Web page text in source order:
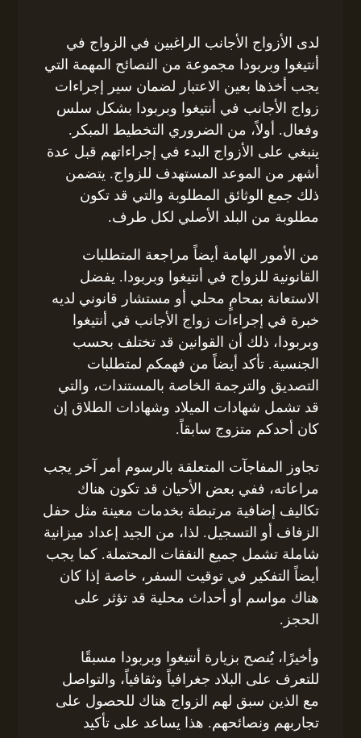
لدى الأزواج الأجانب الراغبين في الزواج في
أنتيغوا وبربودا مجموعة من النصائح المهمة التي
يجب أخذها بعين الاعتبار لضمان سير إجراءات
زواج الأجانب في أنتيغوا وبربودا بشكل سلس
وفعال. أولاً، من الضروري التخطيط المبكر.
ينبغي على الأزواج البدء في إجراءاتهم قبل عدة
أشهر من الموعد المستهدف للزواج. يتضمن
ذلك جمع الوثائق المطلوبة والتي قد تكون
مطلوبة من البلد الأصلي لكل طرف.
من الأمور الهامة أيضاً مراجعة المتطلبات
القانونية للزواج في أنتيغوا وبربودا. يفضل
الاستعانة بمحامٍ محلي أو مستشار قانوني لديه
خبرة في إجراءات زواج الأجانب في أنتيغوا
وبربودا، ذلك أن القوانين قد تختلف بحسب
الجنسية. تأكد أيضاً من فهمكم لمتطلبات
التصديق والترجمة الخاصة بالمستندات، والتي
قد تشمل شهادات الميلاد وشهادات الطلاق إن
كان أحدكم متزوج سابقاً.
تجاوز المفاجآت المتعلقة بالرسوم أمر آخر يجب
مراعاته، ففي بعض الأحيان قد تكون هناك
تكاليف إضافية مرتبطة بخدمات معينة مثل حفل
الزفاف أو التسجيل. لذا، من الجيد إعداد ميزانية
شاملة تشمل جميع النفقات المحتملة. كما يجب
أيضاً التفكير في توقيت السفر، خاصة إذا كان
هناك مواسم أو أحداث محلية قد تؤثر على
الحجز.
وأخيرًا، يُُنصح بزيارة أنتيغوا وبربودا مسبقًا
للتعرف على البلاد جغرافياً وثقافياً، والتواصل
مع الذين سبق لهم الزواج هناك للحصول على
تجاربهم ونصائحهم. هذا يساعد على تأكيد